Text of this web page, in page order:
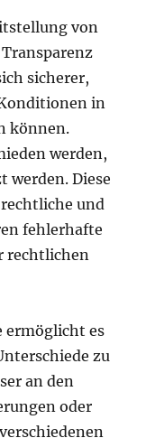
von
Transparenz
sicherer,
in
können.
werden,
werden. Diese
und
fehlerhafte
rechtlichen
ermöglicht es
zu
an den
oder